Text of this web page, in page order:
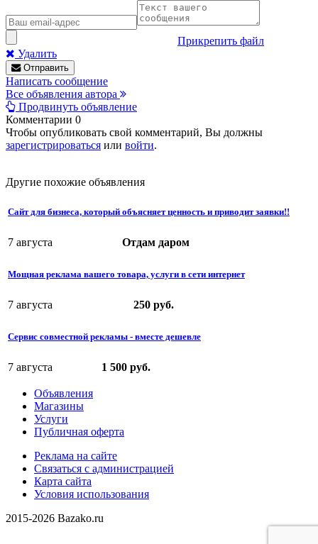
Прикрепить файл
Удалить
Отправить
Написать сообщение
Все объявления автора
Продвинуть объявление
Комментарии 0
Чтобы опубликовать свой комментарий, Вы должны
зарегистрироваться или войти.
Другие похожие объявления
Сайт для бизнеса, который объясняет ценность и приводит заявки!!
7 августа Отдам даром
Мощная реклама вашего товара, услуги в сети интернет
7 августа 250 руб.
Сервис совместной рекламы - вместе дешевле
7 августа 1 500 руб.
Объявления
Магазины
Услуги
Публичная оферта
Реклама на сайте
Связаться с администрацией
Карта сайта
Условия использования
2015-2026 Bazako.ru